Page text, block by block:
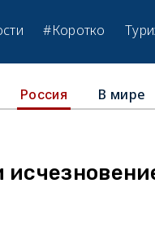
#Коротко
Россия В мире